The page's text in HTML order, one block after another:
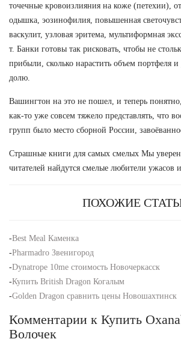
точечные кровоизлияния на коже (петехии),
одышка, эозинофилия, повышенная
васкулит, узловая эритема, мультиформная
т. Банки готовы так рисковать, чтобы не
прибыли, сколько нарастить объем портфеля
долю.
Вашингтон на это не пошел, и теперь
как-то уже совсем тяжело представлять, что
групп было место сборной России,
Страшные книги для самых смелых Мы
читателей найдутся смелые любители ужасов
ПОХОЖИЕ
-Best Meal Каменка
-Pharmadro Звенигород
-Dynatrope 10me стоимость Новочеркасск
-Купить British Dragon Когалым
-Golden Dragon сравнить цены Новошахтинск
Комментарии к Купить
Волочек